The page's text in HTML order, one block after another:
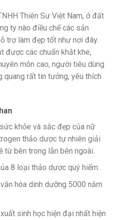
Thiên Sư Việt Nam, ở đất
ty nào điều chế các sản
trợ làm đẹp tốt như nơi đây.
được các chuẩn khắt khe,
môn cao, người tiêu dùng
quang rất tin tưởng, yêu thích
khỏe và sắc đẹp của nữ
thảo dược tự nhiên giải
từ bên trong lẫn bên ngoài.
8 loại thảo dược quý hiếm.
hóa dinh dưỡng 5000 năm
sinh học hiện đại nhất hiện